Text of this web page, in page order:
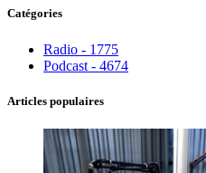
Catégories
Radio - 1775
Podcast - 4674
Articles populaires